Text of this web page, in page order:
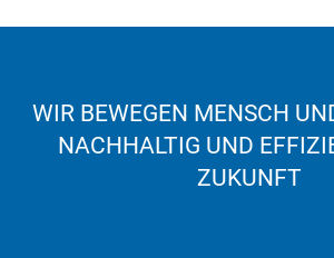
WIR BEWEGEN MENSCH
NACHHALTIG UND
ZUKUNFT